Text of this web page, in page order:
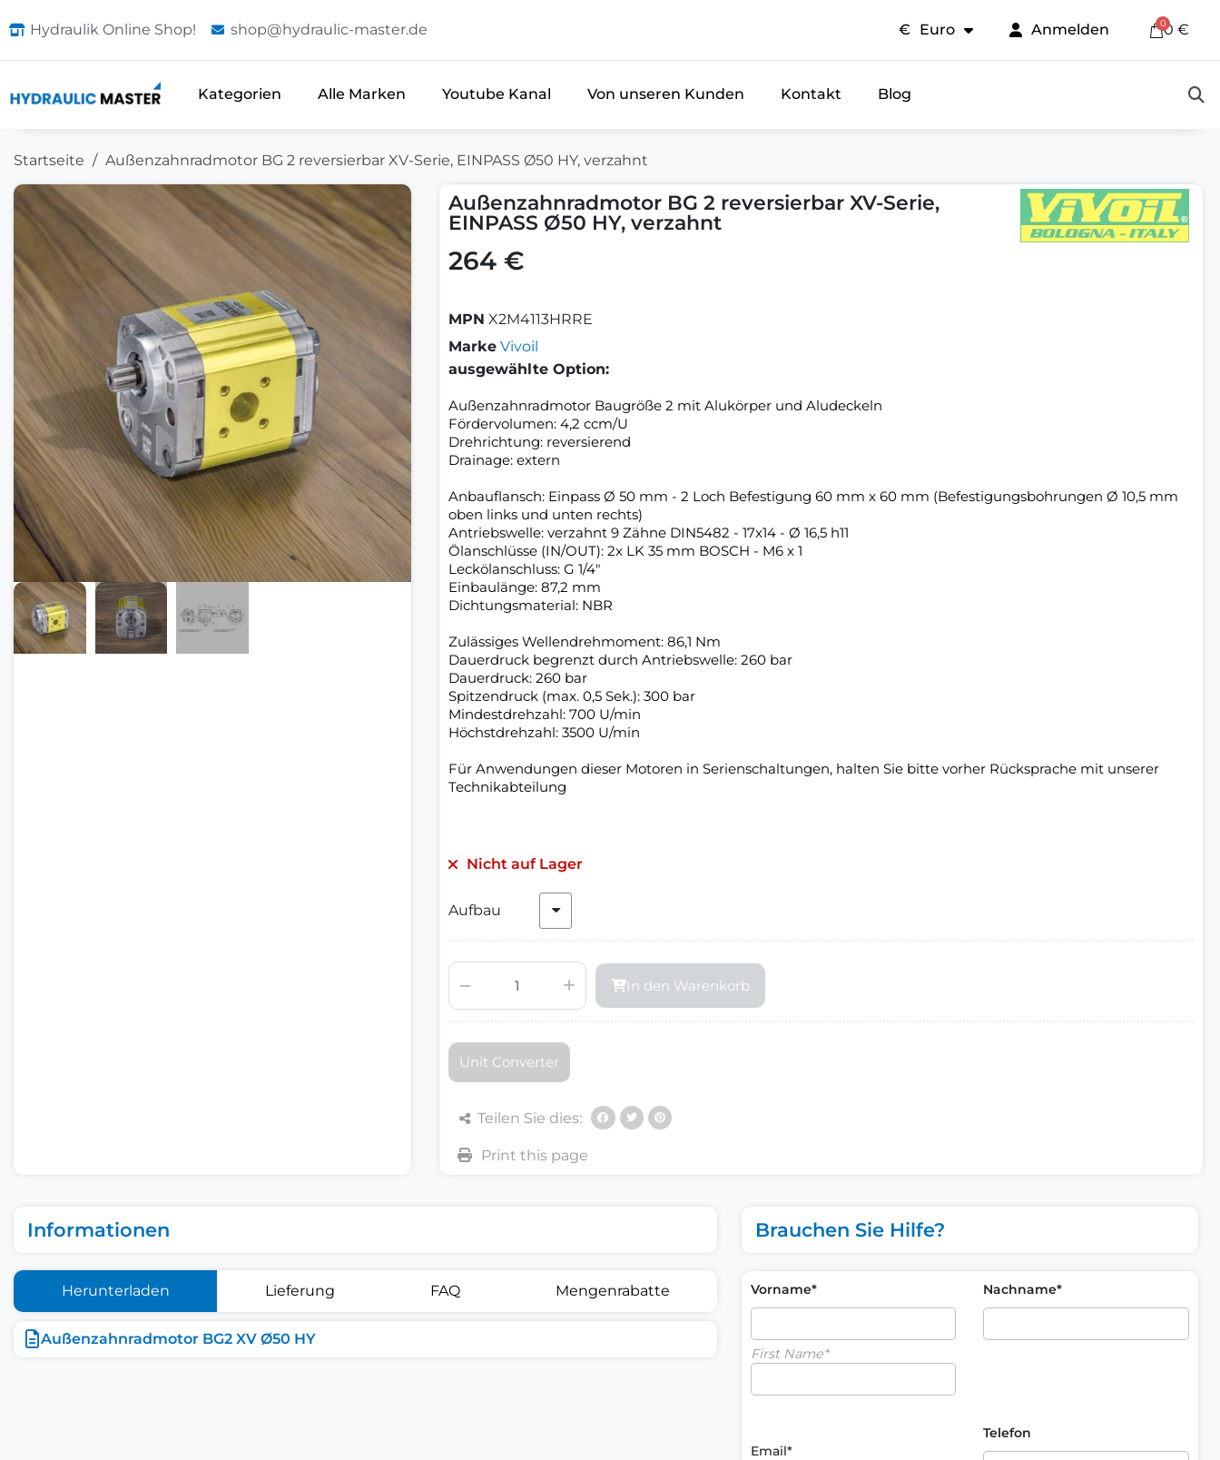
Hydraulik Online Shop! shop@hydraulic-master.de € Euro Anmelden 0 €
Kategorien Alle Marken Youtube Kanal Von unseren Kunden Kontakt Blog
Startseite Außenzahnradmotor BG 2 reversierbar XV-Serie, EINPASS Ø50 HY, verzahnt
Außenzahnradmotor BG 2 reversierbar XV-Serie,
EINPASS Ø50 HY, verzahnt
264 €
MPN X2M4113HRRE
Marke Vivoil
ausgewählte Option:
Außenzahnradmotor Baugröße 2 mit Alukörper und Aludeckeln
Fördervolumen: 4,2 ccm/U
Drehrichtung: reversierend
Drainage: extern
Anbauflansch: Einpass Ø 50 mm - 2 Loch Befestigung 60 mm x 60 mm (Befestigungsbohrungen Ø 10,5 mm
oben links und unten rechts)
Antriebswelle: verzahnt 9 Zähne DIN5482 - 17x14 - Ø 16,5 h11
Ölanschlüsse (IN/OUT): 2x LK 35 mm BOSCH - M6 x 1
Leckölanschluss: G 1/4"
Einbaulänge: 87,2 mm
Dichtungsmaterial: NBR
Zulässiges Wellendrehmoment: 86,1 Nm
Dauerdruck begrenzt durch Antriebswelle: 260 bar
Dauerdruck: 260 bar
Spitzendruck (max. 0,5 Sek.): 300 bar
Mindestdrehzahl: 700 U/min
Höchstdrehzahl: 3500 U/min
Für Anwendungen dieser Motoren in Serienschaltungen, halten Sie bitte vorher Rücksprache mit unserer
Technikabteilung
Nicht auf Lager
Aufbau
In den Warenkorb
Unit Converter
Teilen Sie dies:
Informationen
Herunterladen Lieferung FAQ Mengenrabatte
Außenzahnradmotor BG2 XV Ø50 HY
Brauchen Sie Hilfe?
Vorname*
First Name*
Nachname*
Email*
Telefon